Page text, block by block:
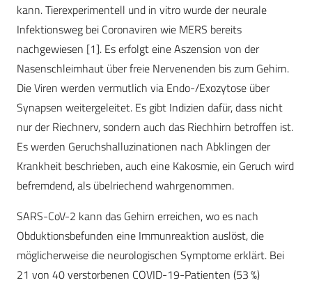
kann. Tierexperimentell und in vitro wurde der neurale
Infektionsweg bei Coronaviren wie MERS bereits
nachgewiesen [1]. Es erfolgt eine Aszension von der
Nasenschleimhaut über freie Nervenenden bis zum Gehirn.
Die Viren werden vermutlich via Endo-/Exozytose über
Synapsen weitergeleitet. Es gibt Indizien dafür, dass nicht
nur der Riechnerv, sondern auch das Riechhirn betroffen ist.
Es werden Geruchshalluzinationen nach Abklingen der
Krankheit beschrieben, auch eine Kakosmie, ein Geruch wird
befremdend, als übelriechend wahrgenommen.
SARS-CoV-2 kann das Gehirn erreichen, wo es nach
Obduktionsbefunden eine Immunreaktion auslöst, die
möglicherweise die neurologischen Symptome erklärt. Bei
21 von 40 verstorbenen COVID-19-Patienten (53 %)